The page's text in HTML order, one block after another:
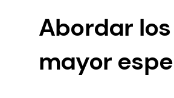
Abordar
mayor